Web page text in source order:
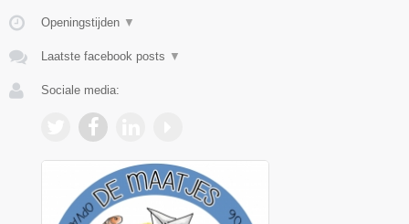
Openingstijden ▼
Laatste facebook posts ▼
Sociale media: